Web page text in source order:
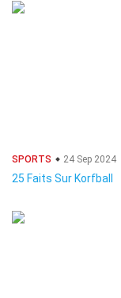
SPORTS 24 Sep 2024
25 Faits Sur Korfball